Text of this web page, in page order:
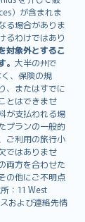
）が含まれま
る場合がありま
るわけではあり
対象外とするこ
大半の州で
、保険の規
、またはすでに
とはできませ
が支払われる場
プランの一般的
ご利用の旅行小
ではありませ
両方を合わせた
の他にご不明点
：11 West
および連絡先情